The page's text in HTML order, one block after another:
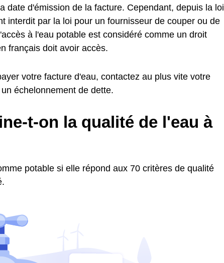
date d'émission de la facture. Cependant, depuis la loi
interdit par la loi pour un fournisseur de couper ou de
à l'eau potable est considéré comme un droit
français doit avoir accès.
votre facture d'eau, contactez au plus vite votre
échelonnement de dette.
t-on la qualité de l'eau à
potable si elle répond aux 70 critères de qualité